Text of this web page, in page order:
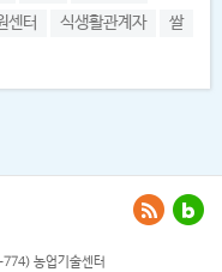
센터 식생활관계자
쌀
농업기술센터